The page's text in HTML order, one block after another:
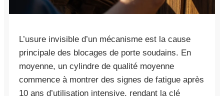
L’usure invisible d’un mécanisme est la cause
principale des blocages de porte soudains. En
moyenne, un cylindre de qualité moyenne
commence à montrer des signes de fatigue après
10 ans d’utilisation intensive, rendant la clé